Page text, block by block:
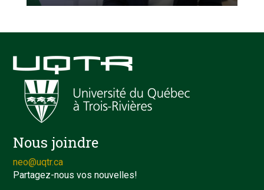
Nous joindre
neo@uqtr.ca
Partagez-nous vos nouvelles!